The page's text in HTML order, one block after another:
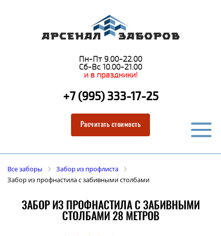
Пн-Пт 9.00-22.00
Сб-Вс 10.00-21.00
и в праздники!
+7 (995) 333-17-25
Расчитать стоимость
Все заборы
Забор из профлиста
Забор из профнастила с забивными столбами
ЗАБОР ИЗ ПРОФНАСТИЛА С ЗАБИВНЫМИ
СТОЛБАМИ 28 МЕТРОВ